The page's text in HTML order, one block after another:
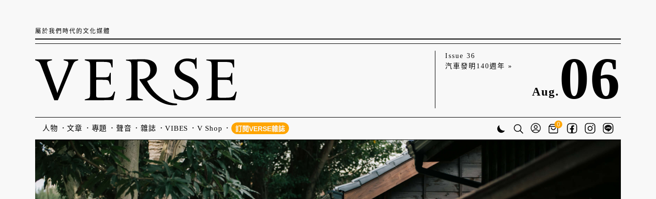
屬於我們時代的文化媒體
Issue 36
汽車發明140週年 »
Aug. 06
人物 文章 專題 聲音 雜誌 VIBES V Shop 訂閱VERSE雜誌
0